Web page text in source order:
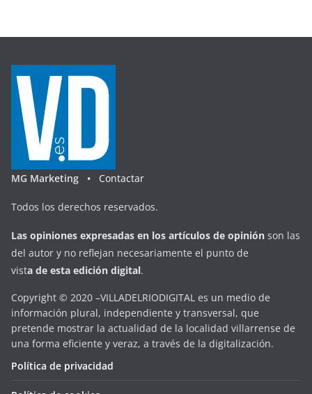
MG Marketing • Contactar
Todos los derechos reservados.
Las opiniones expresadas en los artículos de opinión son las
del autor y no reflejan necesariamente el punto de
vista de esta edición digital.
Copyright © 2020 –VILLADELRIODIGITAL es un medio de
información plural, independiente y transversal, que
pretende mostrar la actualidad de la localidad villarrense de
una forma eficiente y veraz, a través de la digitalización.
Política de privacidad